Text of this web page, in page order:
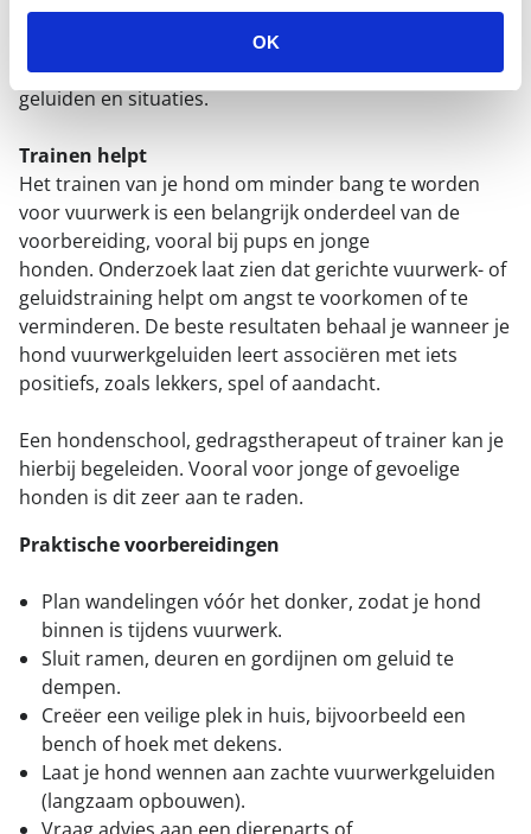
OK
Begin op tijd
Wacht niet tot december met oefenen. Begin al in de
herfst, zodat je hond rustig kan wennen aan nieuwe
geluiden en situaties.
Trainen helpt
Het trainen van je hond om minder bang te worden
voor vuurwerk is een belangrijk onderdeel van de
voorbereiding, vooral bij pups en jonge
honden. Onderzoek laat zien dat gerichte vuurwerk- of
geluidstraining helpt om angst te voorkomen of te
verminderen. De beste resultaten behaal je wanneer je
hond vuurwerkgeluiden leert associëren met iets
positiefs, zoals lekkers, spel of aandacht.
Een hondenschool, gedragstherapeut of trainer kan je
hierbij begeleiden. Vooral voor jonge of gevoelige
honden is dit zeer aan te raden.
Praktische voorbereidingen
Plan wandelingen vóór het donker, zodat je hond
binnen is tijdens vuurwerk.
Sluit ramen, deuren en gordijnen om geluid te
dempen.
Creëer een veilige plek in huis, bijvoorbeeld een
bench of hoek met dekens.
Laat je hond wennen aan zachte vuurwerkgeluiden
(langzaam opbouwen).